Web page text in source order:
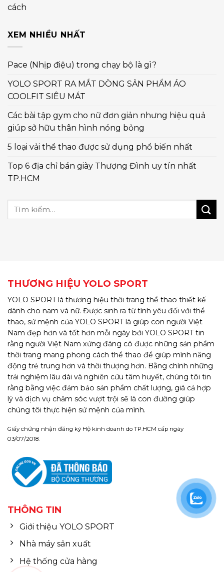
cách
XEM NHIỀU NHẤT
Pace (Nhịp điệu) trong chạy bộ là gì?
YOLO SPORT RA MẮT DÒNG SẢN PHẨM ÁO
COOLFIT SIÊU MÁT
Các bài tập gym cho nữ đơn giản nhưng hiệu quả
giúp sở hữu thân hình nóng bỏng
5 loại vải thể thao được sử dụng phổ biến nhất
Top 6 địa chỉ bán giày Thượng Đình uy tín nhất
TP.HCM
THƯƠNG HIỆU YOLO SPORT
YOLO SPORT là thương hiệu thời trang thể thao thiết kế
dành cho nam và nữ. Được sinh ra từ tình yêu đối với thể
thao, sứ mệnh của YOLO SPORT là giúp con người Việt
Nam đẹp hơn và tốt hơn mỗi ngày bởi YOLO SPORT tin
rằng người Việt Nam xứng đáng có được những sản phẩm
thời trang mang phong cách thể thao để giúp mình năng
động trẻ trung hơn và thời thượng hơn. Bằng chính những
trải nghiệm lâu dài và nghiên cứu tâm huyết, chúng tôi tin
rằng bằng việc đảm bảo sản phẩm chất lượng, giá cả hợp
lý và dịch vụ chăm sóc vượt trội sẽ là con đường giúp
chúng tôi thực hiện sứ mệnh của mình.
Giấy chứng nhận đăng ký Hộ kinh doanh do TP.HCM cấp ngày
03/07/2018.
THÔNG TIN
Giới thiệu YOLO SPORT
Nhà máy sản xuất
Hệ thống cửa hàng